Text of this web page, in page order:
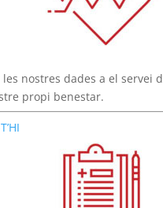
les nostres dades a el servei
propi benestar.